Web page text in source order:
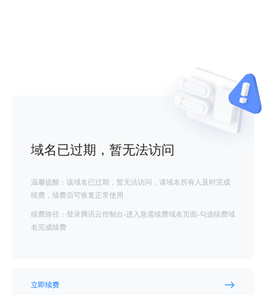
域名已过期，暂无法访问
温馨提醒：该域名已过期，暂无法访问，请域名所有人及时完成
续费，续费后可恢复正常使用
续费路径：登录腾讯云控制台-进入急需续费域名页面-勾选续费域
名完成续费
立即续费